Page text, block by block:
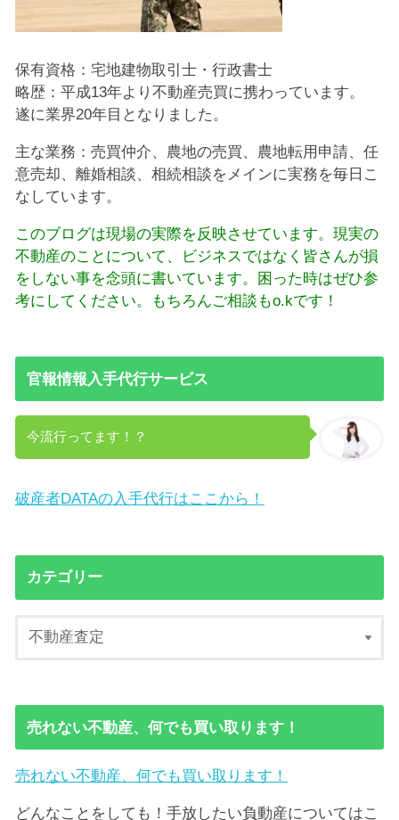
保有資格：宅地建物取引士・行政書士
略歴：平成13年より不動産売買に携わっています。
遂に業界20年目となりました。
主な業務：売買仲介、農地の売買、農地転用申請、任
意売却、離婚相談、相続相談をメインに実務を毎日こ
なしています。
このブログは現場の実際を反映させています。現実の
不動産のことについて、ビジネスではなく皆さんが損
をしない事を念頭に書いています。困った時はぜひ参
考にしてください。もちろんご相談もo.kです！
官報情報入手代行サービス
今流行ってます！？
破産者DATAの入手代行はここから！
カテゴリー
売れない不動産、何でも買い取ります！
売れない不動産、何でも買い取ります！
どんなことをしても！手放したい負動産についてはこ